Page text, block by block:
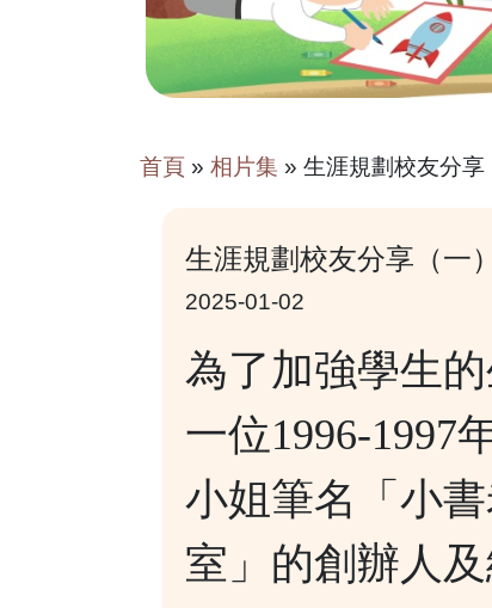
首頁 » 相片集 » 生涯規劃校友分
生涯規劃校友分享（一
2025-01-02
為了加強學生
一位1996-
小姐筆名「小
室」的創辦人及